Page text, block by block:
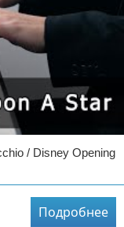
/ Disney Opening
Подробнее